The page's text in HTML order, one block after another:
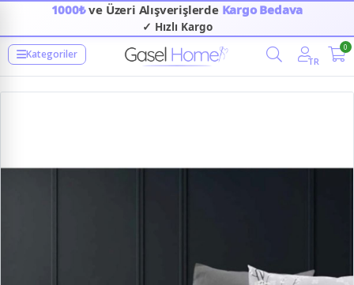
1000₺ve Üzeri Alışverişlerde Kargo Bedava
✓ Hızlı Kargo
Kategoriler
TR
0